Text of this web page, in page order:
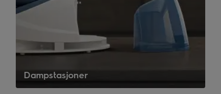
Dampstasjoner